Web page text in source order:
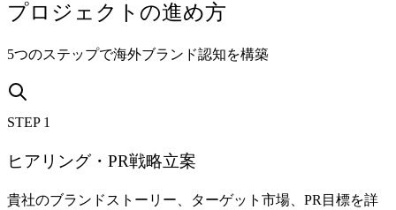
プロジェクトの進め方
5つのステップで海外ブランド認知を構築
STEP 1
ヒアリング・PR戦略立案
貴社のブランドストーリー、ターゲット市場、PR目標を詳